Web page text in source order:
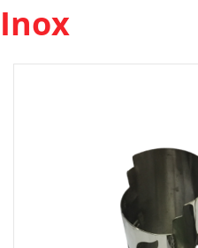
Inox